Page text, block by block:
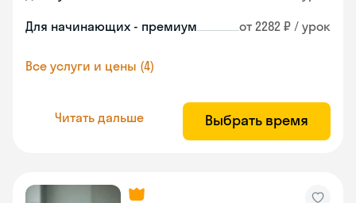
Для начинающих - премиум от 2282 ₽ / урок
Все услуги и цены (4)
Читать дальше Выбрать время